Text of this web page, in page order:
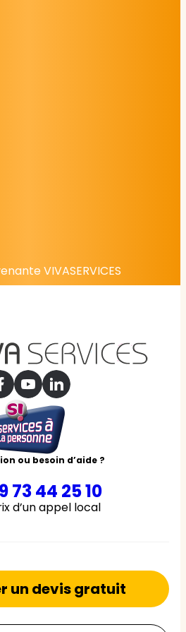
VIVASERVICES
ou besoin d’aide ?
73 44 25 10
d’un appel local
un devis gratuit